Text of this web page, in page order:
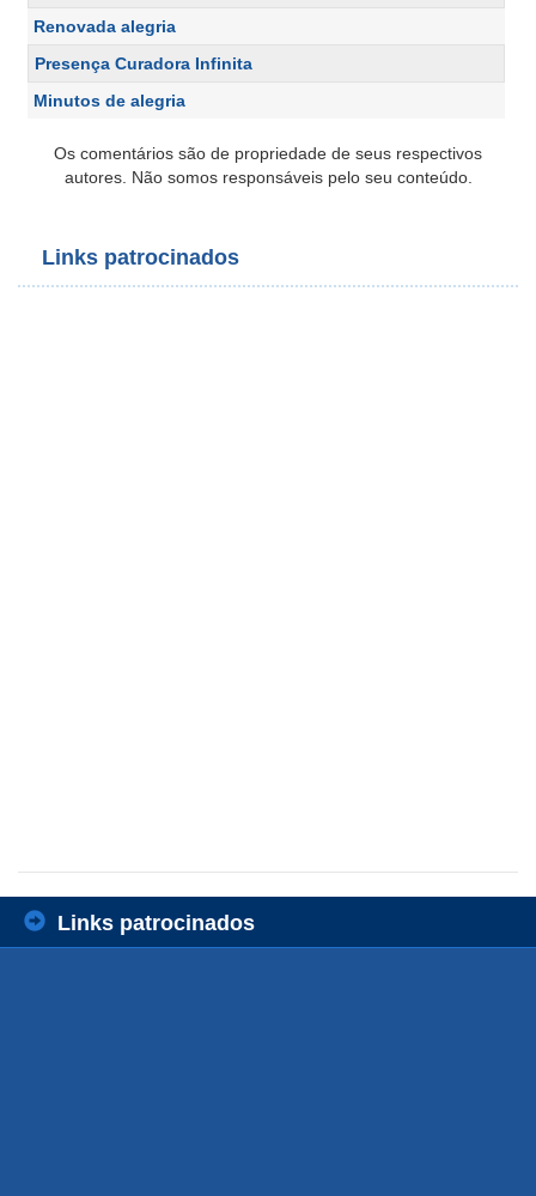
Renovada alegria
Presença Curadora Infinita
Minutos de alegria
Os comentários são de propriedade de seus respectivos
autores. Não somos responsáveis pelo seu conteúdo.
Links patrocinados
Links patrocinados